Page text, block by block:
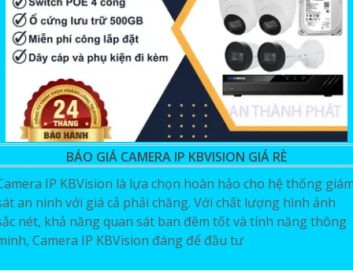
BÁO GIÁ CAMERA IP KBVISION GIÁ RÈ
IP KBVision là lựa chọn hoàn hảo cho hệ thống
an ninh với giá cả phải chăng. Với chất lượng hình ảnh
nét, khả năng quan sát ban đêm tốt và tính năng thông
Camera IP KBVision đáng để đầu tư